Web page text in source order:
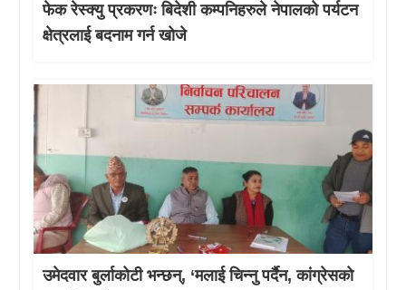
फेक रेस्क्यु प्रकरणः बिदेशी कम्पनिहरुले नेपालको पर्यटन
क्षेत्रलाई बदनाम गर्न खोजे
उमेदवार बुर्लाकोटी भन्छन्, ‘मलाई चिन्नु पर्दैन, कांग्रेसको